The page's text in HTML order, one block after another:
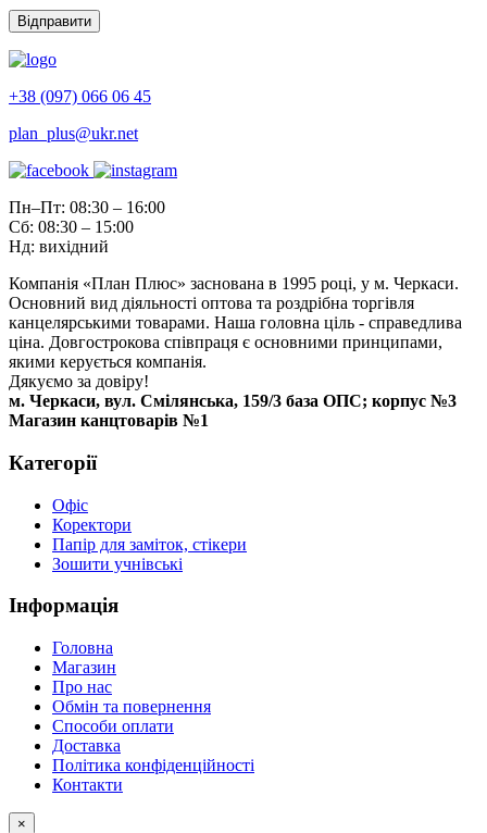
+38 (097) 066 06 45
plan_plus@ukr.net
Пн–Пт: 08:30 – 16:00
Сб: 08:30 – 15:00
Нд: вихідний
Компанія «План Плюс» заснована в 1995 році, у м. Черкаси.
Основний вид діяльності оптова та роздрібна торгівля
канцелярськими товарами. Наша головна ціль - справедлива
ціна. Довгострокова співпраця є основними принципами,
якими керується компанія.
Дякуємо за довіру!
м. Черкаси, вул. Смілянська, 159/3 база ОПС; корпус №3
Магазин канцтоварів №1
Категорії
Офіс
Коректори
Папір для заміток, стікери
Зошити учнівські
Інформація
Головна
Магазин
Про нас
Обмін та повернення
Способи оплати
Доставка
Політика конфіденційності
Контакти
×